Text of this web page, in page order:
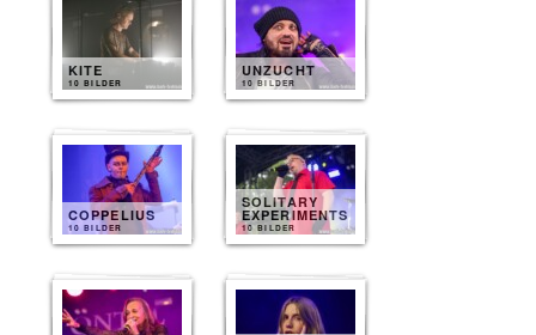
KITE
10 BILDER
UNZUCHT
10 BILDER
COPPELIUS
10 BILDER
SOLITARY
EXPERIMENTS
10 BILDER